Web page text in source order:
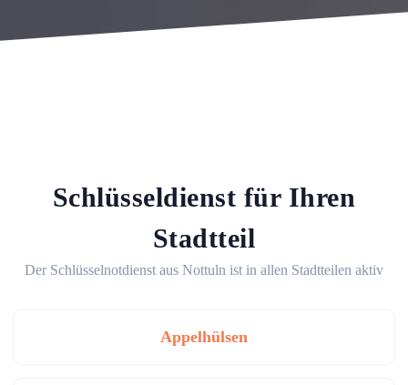
Schlüsseldienst für Ihren
Stadtteil
Der Schlüsselnotdienst aus Nottuln ist in allen Stadtteilen aktiv
Appelhülsen